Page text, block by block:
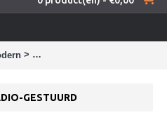
> tafelklok AM 45140, radio-
GESTUURD